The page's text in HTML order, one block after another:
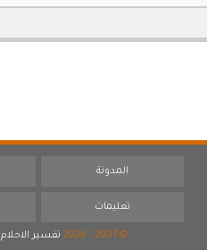
المدونة
تعليمات
© 2007 - 2026 تفسير الاحلام